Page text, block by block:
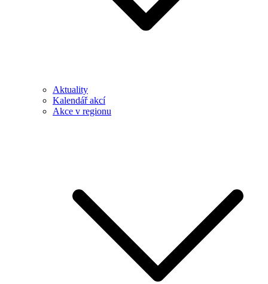
Aktuality
Kalendář akcí
Akce v regionu